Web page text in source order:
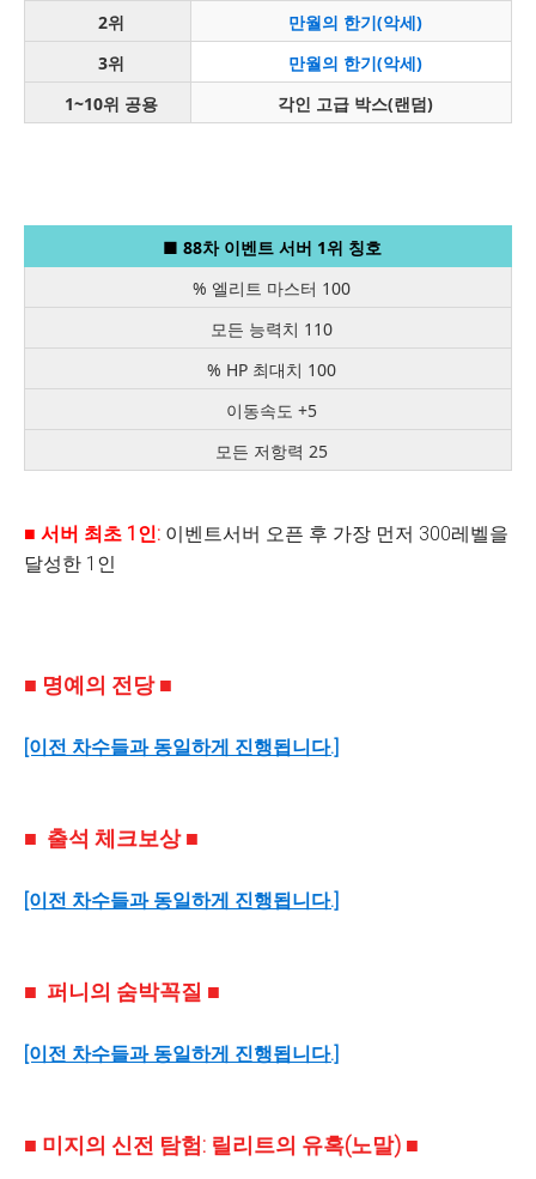
2위
만월의 한기(악세)
3위
만월의 한기(악세)
1~10위 공용 각인 고급 박스(랜덤)
■ 88차 이벤트 서버 1위 칭호
% 엘리트 마스터 100
모든 능력치 110
% HP 최대치 100
이동속도 +5
모든 저항력 25
■ 서버 최초 1 인: 이벤트서버 오픈 후 가장 먼저 300레벨을
달성한 1인
■ 명예의 전당 ■
[이전 차수들과 동일하게 진행됩니다.]
■ 출석 체크보상■
[이전 차수들과 동일하게 진행됩니다.]
■ 퍼니의 숨박꼭질 ■
[이전 차수들과 동일하게 진행됩니다.]
■ 미지의 신전 탐험: 릴리트의 유혹(노말) ■